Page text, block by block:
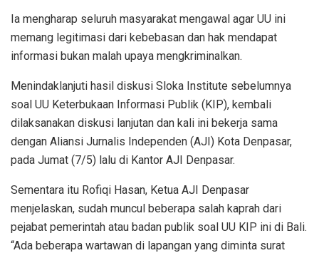
Ia mengharap seluruh masyarakat mengawal agar UU ini
memang legitimasi dari kebebasan dan hak mendapat
informasi bukan malah upaya mengkriminalkan.
Menindaklanjuti hasil diskusi Sloka Institute sebelumnya
soal UU Keterbukaan Informasi Publik (KIP), kembali
dilaksanakan diskusi lanjutan dan kali ini bekerja sama
dengan Aliansi Jurnalis Independen (AJI) Kota Denpasar,
pada Jumat (7/5) lalu di Kantor AJI Denpasar.
Sementara itu Rofiqi Hasan, Ketua AJI Denpasar
menjelaskan, sudah muncul beberapa salah kaprah dari
pejabat pemerintah atau badan publik soal UU KIP ini di Bali.
“Ada beberapa wartawan di lapangan yang diminta surat